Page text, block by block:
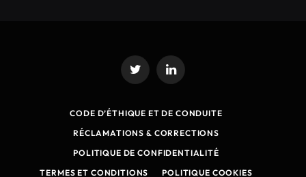
Twitter LinkedIn
CODE D’ÉTHIQUE ET DE CONDUITE
RÉCLAMATIONS & CORRECTIONS
POLITIQUE DE CONFIDENTIALITÉ
TERMES ET CONDITIONS
POLITIQUE COOKIES